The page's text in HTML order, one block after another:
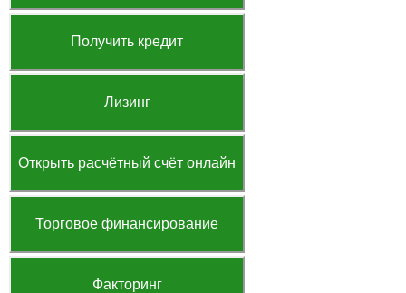
Получить кредит
Лизинг
Открыть расчётный счёт онлайн
Торговое финансирование
Факторинг